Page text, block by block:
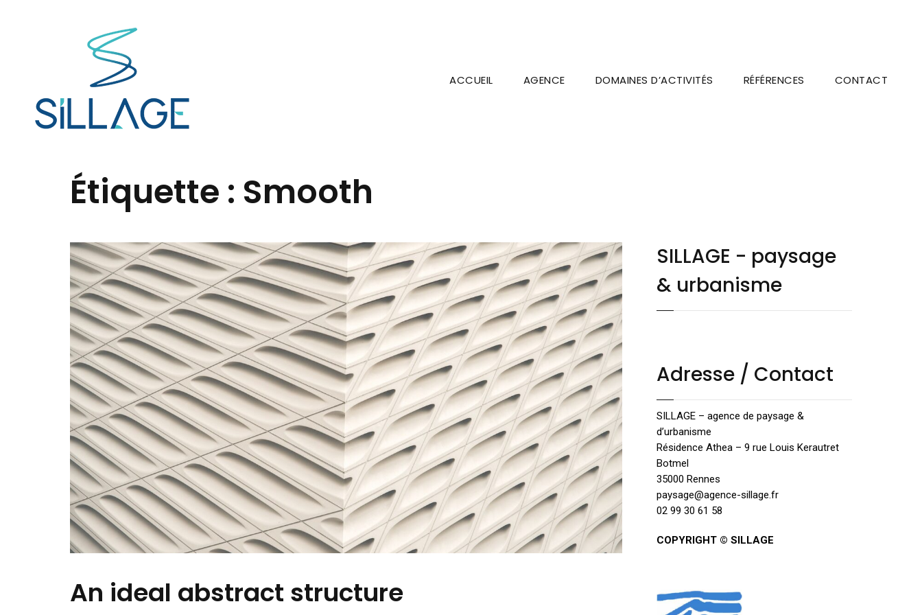
ACCUEIL AGENCE DOMAINES D’ACTIVITÉS RÉFÉRENCES CONTACT
Étiquette : Smooth
An ideal abstract structure
SILLAGE - paysage
& urbanisme
Adresse / Contact
SILLAGE – agence de paysage &
d’urbanisme
Résidence Athea – 9 rue Louis Kerautret
Botmel
35000 Rennes
paysage@agence-sillage.fr
02 99 30 61 58
COPYRIGHT © SILLAGE